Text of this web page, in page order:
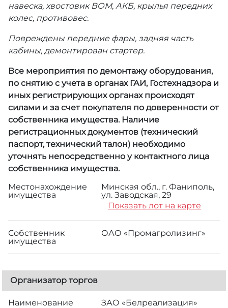
навеска, хвостовик ВОМ, АКБ, крылья передних
колес, противовес.
Повреждены передние фары, задняя часть
кабины, демонтирован стартер.
Все мероприятия по демонтажу оборудования,
по снятию с учета в органах ГАИ, Гостехнадзора и
иных регистрирующих органах происходят
силами и за счет покупателя по доверенности от
собственника имущества. Наличие
регистрационных документов (технический
паспорт, технический талон) необходимо
уточнять непосредственно у контактного лица
собственника имущества.
Местонахождение
имущества
Минская обл., г. Фаниполь,
ул. Заводская, 29
Показать лот на карте
Собственник
имущества
ОАО «Промагролизинг»
Организатор торгов
Наименование ЗАО «Белреализация»